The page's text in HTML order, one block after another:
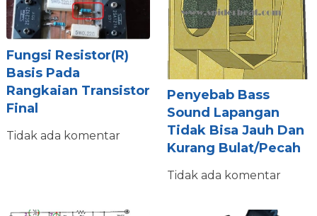
Fungsi Resistor(R)
Basis Pada
Rangkaian Transistor
Final
Tidak ada komentar
Penyebab Bass
Sound Lapangan
Tidak Bisa Jauh Dan
Kurang Bulat/Pecah
Tidak ada komentar